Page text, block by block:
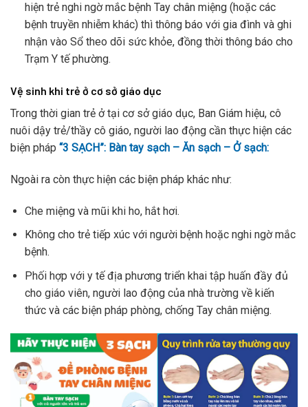
hiện trẻ nghi ngờ mắc bệnh Tay chân miệng (hoặc các
bệnh truyền nhiễm khác) thì thông báo với gia đình và ghi
nhận vào Sổ theo dõi sức khỏe, đồng thời thông báo cho
Trạm Y tế phường.
Vệ sinh khi trẻ ở cơ sở giáo dục
Trong thời gian trẻ ở tại cơ sở giáo dục, Ban Giám hiệu, cô
nuôi dậy trẻ/thầy cô giáo, người lao động cần thực hiện các
biện pháp “3 SẠCH”: Bàn tay sạch – Ăn sạch – Ở sạch:
Ngoài ra còn thực hiện các biện pháp khác như:
Che miệng và mũi khi ho, hắt hơi.
Không cho trẻ tiếp xúc với người bệnh hoặc nghi ngờ mắc
bệnh.
Phối hợp với y tế địa phương triển khai tập huấn đầy đủ
cho giáo viên, người lao động của nhà trường về kiến
thức và các biện pháp phòng, chống Tay chân miệng.